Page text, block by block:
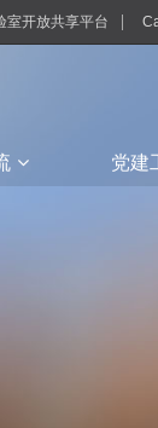
室开放共享平台
党建